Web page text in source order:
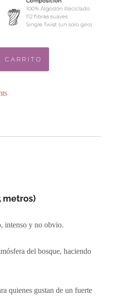
CARRITO
metros)
intenso y no obvio.
del bosque, haciendo
quienes gustan de un fuerte